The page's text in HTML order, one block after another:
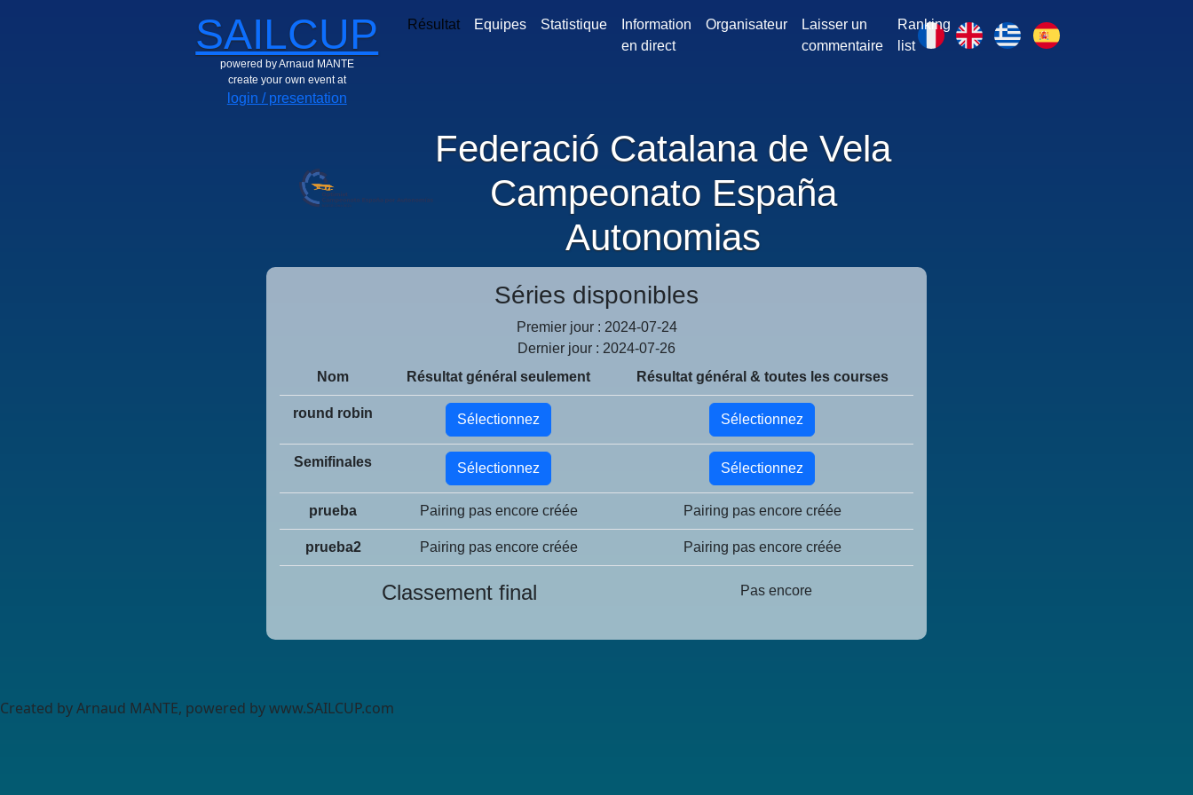
SAILCUP
powered by Arnaud MANTE
create your own event at
login / presentation
Résultat Equipes Statistique
Information
en direct
Organisateur
Laisser un
commentaire
Ranking
list
Federació Catalana de Vela
Campeonato España
Autonomias
Séries disponibles
Premier jour : 2024-07-24
Dernier jour : 2024-07-26
Nom
Résultat général seulement Résultat général & toutes les courses
round robin Sélectionnez Sélectionnez
Semifinales Sélectionnez Sélectionnez
prueba Pairing pas encore créée Pairing pas encore créée
prueba2 Pairing pas encore créée Pairing pas encore créée
Classement final Pas encore
Created by Arnaud MANTE, powered by www.SAILCUP.com